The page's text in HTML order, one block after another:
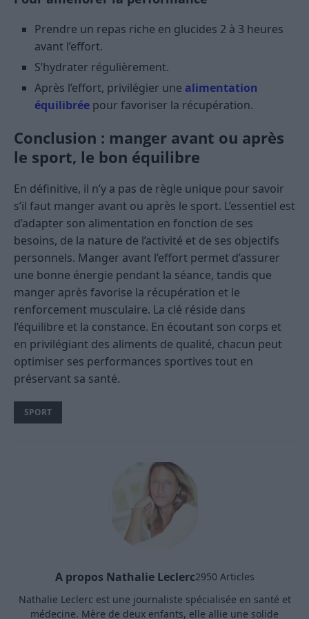
Prendre un repas riche en glucides 2 à 3 heures
avant l’effort.
S’hydrater régulièrement.
Après l’effort, privilégier une alimentation
équilibrée pour favoriser la récupération.
Conclusion : manger avant ou après
le sport, le bon équilibre
En définitive, il n’y a pas de règle unique pour savoir
s’il faut manger avant ou après le sport. L’essentiel est
d’adapter son alimentation en fonction de ses
besoins, de la nature de l’activité et de ses objectifs
personnels. Manger avant l’effort permet d’assurer
une bonne énergie pendant la séance, tandis que
manger après favorise la récupération et le
renforcement musculaire. La clé réside dans
l’équilibre et la constance. En écoutant son corps et
en privilégiant des aliments de qualité, chacun peut
optimiser ses performances sportives tout en
préservant sa santé.
SPORT
A propos Nathalie Leclerc2950 Articles
Nathalie Leclerc est une journaliste spécialisée en santé et
médecine. Mère de deux enfants, elle allie une solide